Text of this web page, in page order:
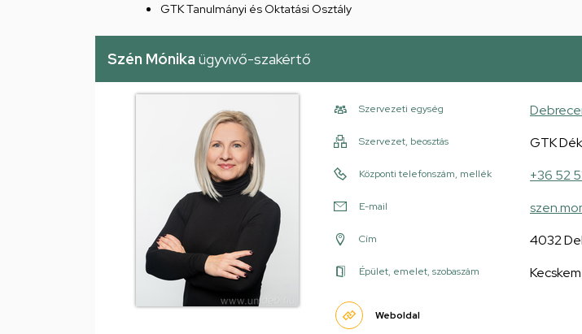
GTK Tanulmányi és Oktatási Osztály
Szén Mónika ügyvivő-szakértő
Szervezeti egység
Szervezet, beosztás GTK
Központi telefonszám, mellék +36 52
E-mail
Cím 4032
Épület, emelet, szobaszám
Weboldal